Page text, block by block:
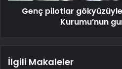
Genç pilotlar
Kurumu’nun
İlgili Makaleler